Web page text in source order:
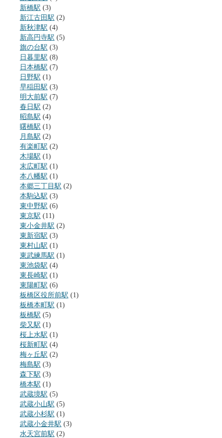
新橋駅 (3)
新江古田駅 (2)
新秋津駅 (4)
新高円寺駅 (5)
旗の台駅 (3)
日暮里駅 (8)
日本橋駅 (7)
日野駅 (1)
早稲田駅 (3)
明大前駅 (7)
春日駅 (2)
昭島駅 (4)
曙橋駅 (1)
月島駅 (2)
有楽町駅 (2)
木場駅 (1)
末広町駅 (1)
本八幡駅 (1)
本郷三丁目駅 (2)
本駒込駅 (3)
東中野駅 (6)
東京駅 (11)
東小金井駅 (2)
東新宿駅 (3)
東村山駅 (1)
東武練馬駅 (1)
東池袋駅 (4)
東長崎駅 (1)
東陽町駅 (6)
板橋区役所前駅 (1)
板橋本町駅 (1)
板橋駅 (5)
柴又駅 (1)
桜上水駅 (1)
桜新町駅 (4)
梅ヶ丘駅 (2)
梅島駅 (3)
森下駅 (3)
橋本駅 (1)
武蔵境駅 (5)
武蔵小山駅 (5)
武蔵小杉駅 (1)
武蔵小金井駅 (3)
水天宮前駅 (2)